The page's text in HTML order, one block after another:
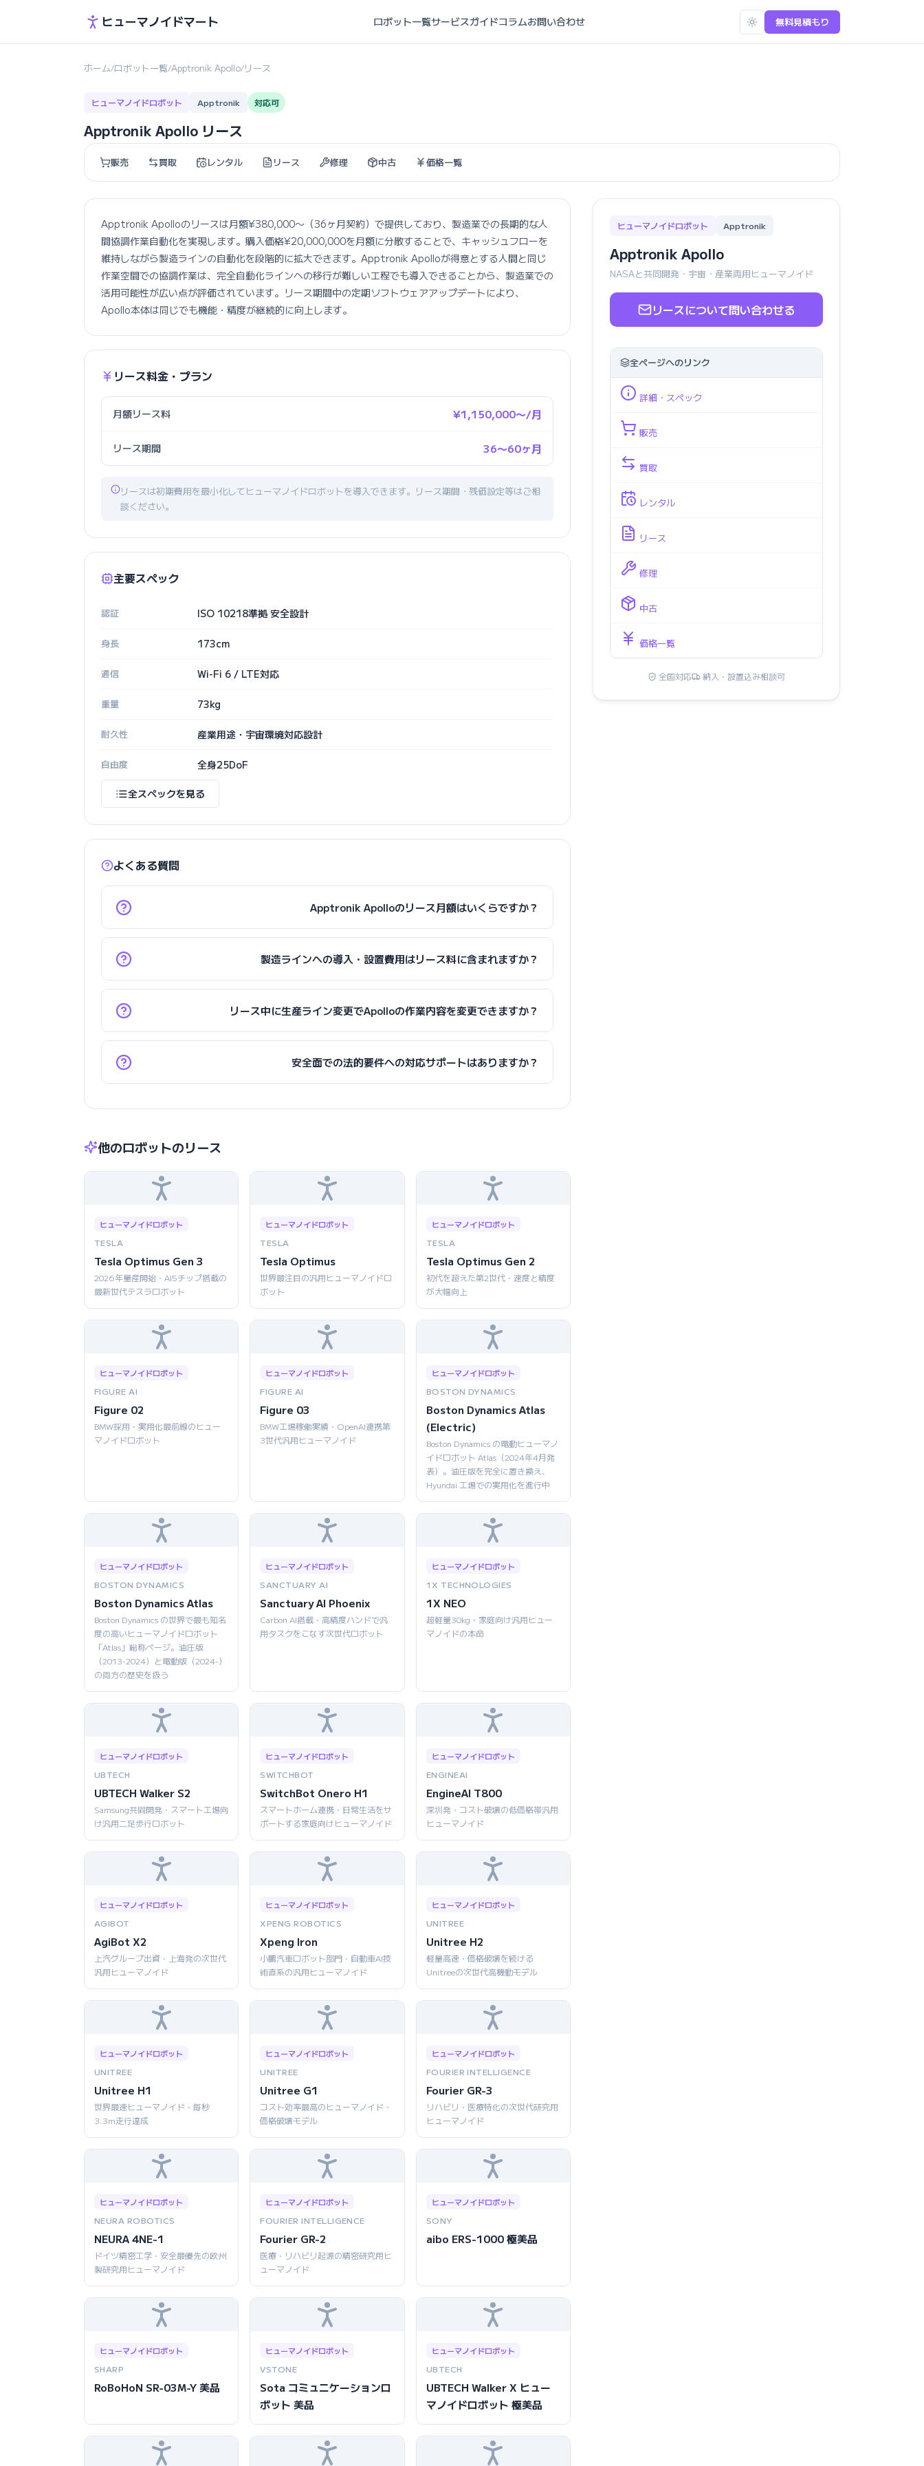
ヒューマノイドマート ロボット一覧サービスガイドコラムお問い合わせ 無料見積もり
ホーム/ロボット一覧/Apptronik Apollo/リース
ヒューマノイドロボット Apptronik 対応可
Apptronik Apollo リース
販売 買取 レンタル リース 修理 中古 価格一覧
Apptronik Apolloのリースは月額¥380,000〜（36ヶ月契約）で提供しており、製造業での長期的な人
間協調作業自動化を実現します。購入価格¥20,000,000を月額に分散することで、キャッシュフローを
維持しながら製造ラインの自動化を段階的に拡大できます。Apptronik Apolloが得意とする人間と同じ
作業空間での協調作業は、完全自動化ラインへの移行が難しい工程でも導入できることから、製造業での
活用可能性が広い点が評価されています。リース期間中の定期ソフトウェアアップデートにより、
Apollo本体は同じでも機能・精度が継続的に向上します。
リース料金・プラン
月額リース料 ¥1,150,000〜/月
リース期間 36〜60ヶ月
リースは初期費用を最小化してヒューマノイドロボットを導入できます。リース期間・残価設定等はご相
談ください。
主要スペック
認証 ISO 10218準拠 安全設計
身長 173cm
通信 Wi-Fi 6 / LTE対応
重量 73kg
耐久性 産業用途・宇宙環境対応設計
自由度 全身25DoF
全スペックを見る
よくある質問
Apptronik Apolloのリース月額はいくらですか？
製造ラインへの導入・設置費用はリース料に含まれますか？
リース中に生産ライン変更でApolloの作業内容を変更できますか？
安全面での法的要件への対応サポートはありますか？
他のロボットのリース
ヒューマノイドロボット
TESLA
Tesla Optimus Gen 3
2026年量産開始・AI5チップ搭載の
最新世代テスラロボット
ヒューマノイドロボット
TESLA
Tesla Optimus
世界最注目の汎用ヒューマノイドロ
ボット
ヒューマノイドロボット
TESLA
Tesla Optimus Gen 2
初代を超えた第2世代・速度と精度
が大幅向上
ヒューマノイドロボット
FIGURE AI
Figure 02
BMW採用・実用化最前線のヒュー
マノイドロボット
ヒューマノイドロボット
FIGURE AI
Figure 03
BMW工場稼働実績・OpenAI連携第
3世代汎用ヒューマノイド
ヒューマノイドロボット
BOSTON DYNAMICS
Boston Dynamics Atlas
(Electric)
Boston Dynamics の電動ヒューマノ
イドロボット Atlas（2024年4月発
表）。油圧版を完全に置き換え、
Hyundai 工場での実用化を進行中
ヒューマノイドロボット
BOSTON DYNAMICS
Boston Dynamics Atlas
Boston Dynamics の世界で最も知名
度の高いヒューマノイドロボット
「Atlas」総称ページ。油圧版
（2013-2024）と電動版（2024-）
の両方の歴史を扱う
ヒューマノイドロボット
SANCTUARY AI
Sanctuary AI Phoenix
Carbon AI搭載・高精度ハンドで汎
用タスクをこなす次世代ロボット
ヒューマノイドロボット
1X TECHNOLOGIES
1X NEO
超軽量30kg・家庭向け汎用ヒュー
マノイドの本命
ヒューマノイドロボット
UBTECH
UBTECH Walker S2
Samsung共同開発・スマート工場向
け汎用二足歩行ロボット
ヒューマノイドロボット
SWITCHBOT
SwitchBot Onero H1
スマートホーム連携・日常生活をサ
ポートする家庭向けヒューマノイド
ヒューマノイドロボット
ENGINEAI
EngineAI T800
深圳発・コスト破壊の低価格帯汎用
ヒューマノイド
ヒューマノイドロボット
AGIBOT
AgiBot X2
上汽グループ出資・上海発の次世代
汎用ヒューマノイド
ヒューマノイドロボット
XPENG ROBOTICS
Xpeng Iron
小鵬汽車ロボット部門・自動車AI技
術直系の汎用ヒューマノイド
ヒューマノイドロボット
UNITREE
Unitree H2
軽量高速・価格破壊を続ける
Unitreeの次世代高機動モデル
ヒューマノイドロボット
UNITREE
Unitree H1
世界最速ヒューマノイド・毎秒
3.3m走行達成
ヒューマノイドロボット
UNITREE
Unitree G1
コスト効率最高のヒューマノイド・
価格破壊モデル
ヒューマノイドロボット
FOURIER INTELLIGENCE
Fourier GR-3
リハビリ・医療特化の次世代研究用
ヒューマノイド
ヒューマノイドロボット
NEURA ROBOTICS
NEURA 4NE-1
ドイツ精密工学・安全最優先の欧州
製研究用ヒューマノイド
ヒューマノイドロボット
FOURIER INTELLIGENCE
Fourier GR-2
医療・リハビリ起源の精密研究用ヒ
ューマノイド
ヒューマノイドロボット
SONY
aibo ERS-1000 極美品
ヒューマノイドロボット
SHARP
RoBoHoN SR-03M-Y 美品
ヒューマノイドロボット
VSTONE
Sota コミュニケーションロ
ボット 美品
ヒューマノイドロボット
UBTECH
UBTECH Walker X ヒュー
マノイドロボット 極美品
ヒューマノイドロボット Apptronik
Apptronik Apollo
NASAと共同開発・宇宙・産業両用ヒューマノイド
リースについて問い合わせる
全ページへのリンク
詳細・スペック
販売
買取
レンタル
リース
修理
中古
価格一覧
全国対応 納入・設置込み相談可